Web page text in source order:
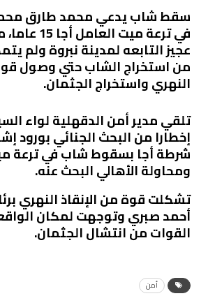
سقط شاب يدعي محمد طارق
في ترعة ميت
عجيز التابعه لمدينة نبروة ولم
من استخراج الشاب حتي وصول
النهري واستخراج الجثمان.
تلقي مدير أمن الدقهلية لواء
إخطارا من البحث الجنائي بورود
شرطة أجا بسقوط شاب في ترعة
ومحاولة الأهالي البحث عنه.
تشكلت قوة من الإنقاذ النهري
أحمد صبري وتوجهت لمكان
القوات من انتشال الجثمان.
أمن